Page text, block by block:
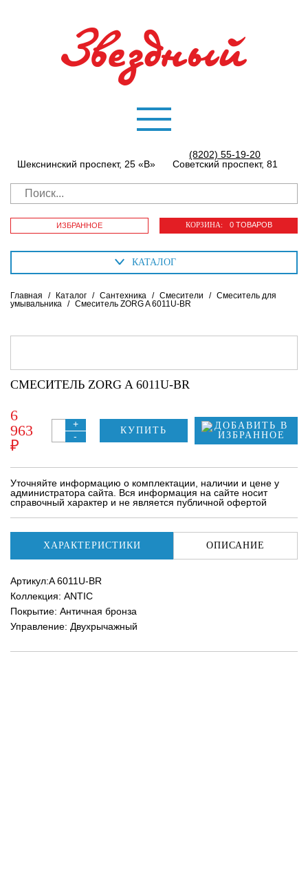
Шекснинский проспект, 25 «В»
(8202) 55-19-20
Советский проспект, 81
ИЗБРАННОЕ КОРЗИНА: 0 ТОВАРОВ
КАТАЛОГ
Главная / Каталог / Сантехника / Смесители / Смеситель для
умывальника / Смеситель ZORG A 6011U-BR
СМЕСИТЕЛЬ ZORG A 6011U-BR
6
963
₽
+
-
КУПИТЬ
Уточняйте информацию о комплектации, наличии и цене у
администратора сайта. Вся информация на сайте носит
справочный характер и не является публичной офертой
ХАРАКТЕРИСТИКИ ОПИСАНИЕ
Артикул:A 6011U-BR
Коллекция: ANTIC
Покрытие: Античная бронза
Управление: Двухрычажный